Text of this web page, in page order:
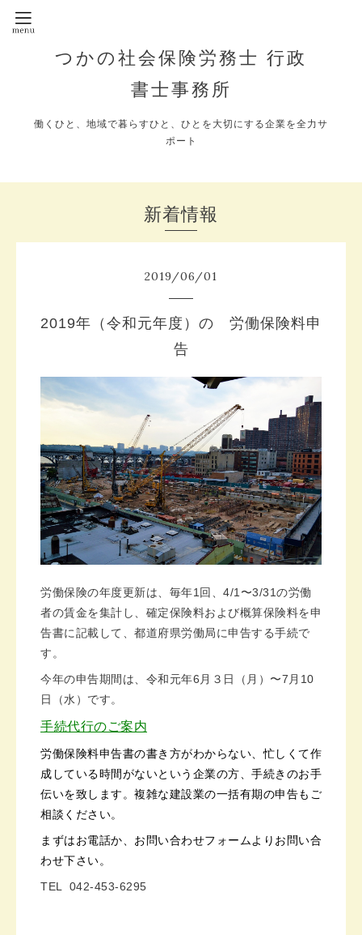
つかの社会保険労務士 行政
書士事務所
働くひと、地域で暮らすひと、ひとを大切にする企業を全力サ
ポート
新着情報
2019/06/01
2019年（令和元年度）の 労働保険料申
告
労働保険の年度更新は、毎年1回、4/1〜3/31の労働
者の賃金を集計し、確定保険料および概算保険料を申
告書に記載して、都道府県労働局に申告する手続で
す。
今年の申告期間は、令和元年6月３日（月）〜7月10
日（水）です。
手続代行のご案内
労働保険料申告書の書き方がわからない、忙しくて作
成している時間がないという企業の方、手続きのお手
伝いを致します。複雑な建設業の一括有期の申告もご
相談ください。
まずはお電話か、お問い合わせフォームよりお問い合
わせ下さい。
TEL 042-453-6295